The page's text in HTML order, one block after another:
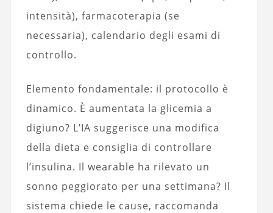
intensità), farmacoterapia (se
necessaria), calendario degli esami di
controllo.
Elemento fondamentale: il protocollo è
dinamico. È aumentata la glicemia a
digiuno? L’IA suggerisce una modifica
della dieta e consiglia di controllare
l’insulina. Il wearable ha rilevato un
sonno peggiorato per una settimana? Il
sistema chiede le cause, raccomanda